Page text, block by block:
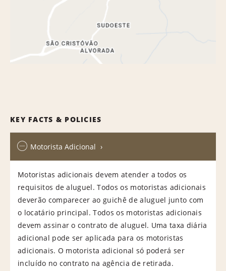
KEY FACTS & POLICIES
Motorista Adicional
Motoristas adicionais devem atender a todos os
requisitos de aluguel. Todos os motoristas adicionais
deverão comparecer ao guichê de aluguel junto com
o locatário principal. Todos os motoristas adicionais
devem assinar o contrato de aluguel. Uma taxa diária
adicional pode ser aplicada para os motoristas
adicionais. O motorista adicional só poderá ser
incluído no contrato na agência de retirada.